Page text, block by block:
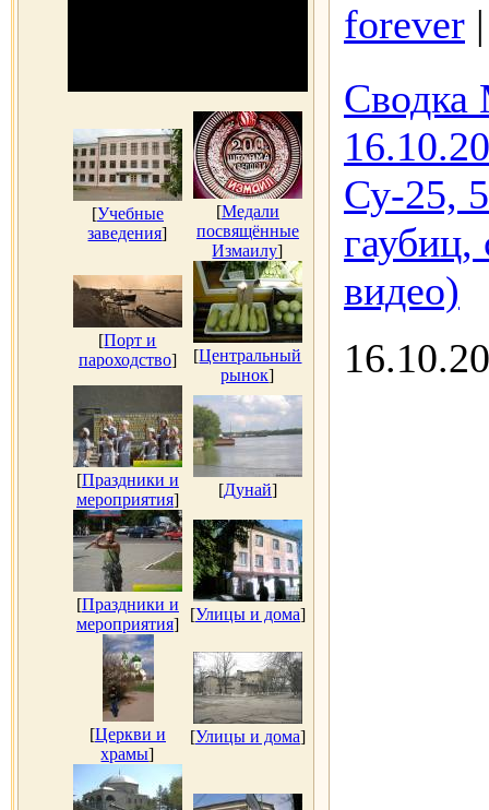
[Учебные
заведения]
[Медали
посвящённые
Измаилу]
[Порт и
пароходство] [Центральный
рынок]
[Праздники и
мероприятия]
[Дунай]
[Праздники и
мероприятия]
[Улицы и дома]
[Церкви и
храмы]
[Улицы и дома]
forever
Су-25,
видео)